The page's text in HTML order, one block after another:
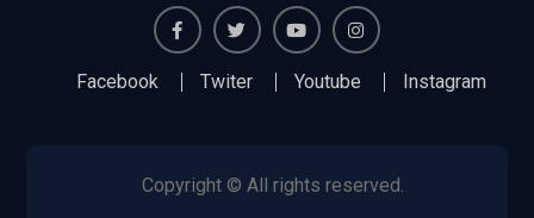
FacebookTwiter Instagram
Facebook Twiter Youtube Instagram
Copyright © All rights reserved.